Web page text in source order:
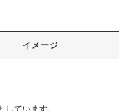
イメージ
ています。